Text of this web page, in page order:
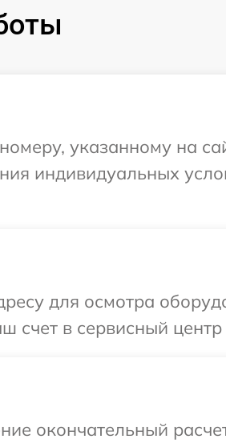
указанному на
индивидуальных
для осмотра
счет в сервисный центр
окончательный